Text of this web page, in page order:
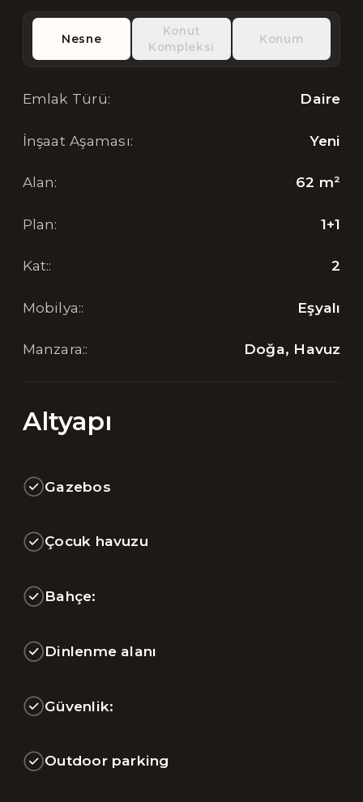
Nesne
Konut
Kompleksi
Konum
Emlak Türü: Daire
İnşaat Aşaması: Yeni
Alan: 62 m²
Plan: 1+1
Kat:: 2
Mobilya:: Eşyalı
Manzara:: Doğa, Havuz
Altyapı
Gazebos
Çocuk havuzu
Bahçe:
Dinlenme alanı
Güvenlik:
Outdoor parking